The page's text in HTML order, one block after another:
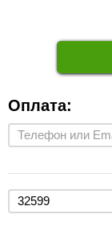
Оплата: